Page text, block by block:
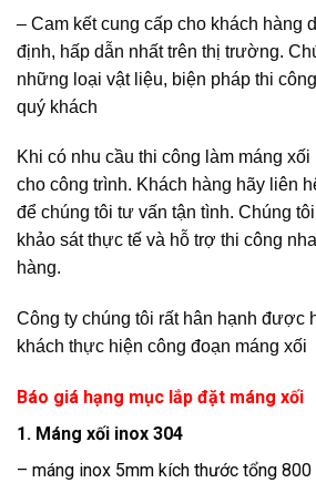
– Cam kết cung cấp cho khách hàng
định, hấp dẫn nhất trên thị trường.
những loại vật liệu, biện pháp thi
quý khách
Khi có nhu cầu thi công làm máng
cho công trình. Khách hàng hãy liên
để chúng tôi tư vấn tận tình. Chúng
khảo sát thực tế và hỗ trợ thi công
hàng.
Công ty chúng tôi rất hân hạnh được
khách thực hiện công đoạn máng xối
Báo giá hạng mục lắp đặt máng xối
1. Máng xối inox 304
– máng inox 5mm kích thước tổng